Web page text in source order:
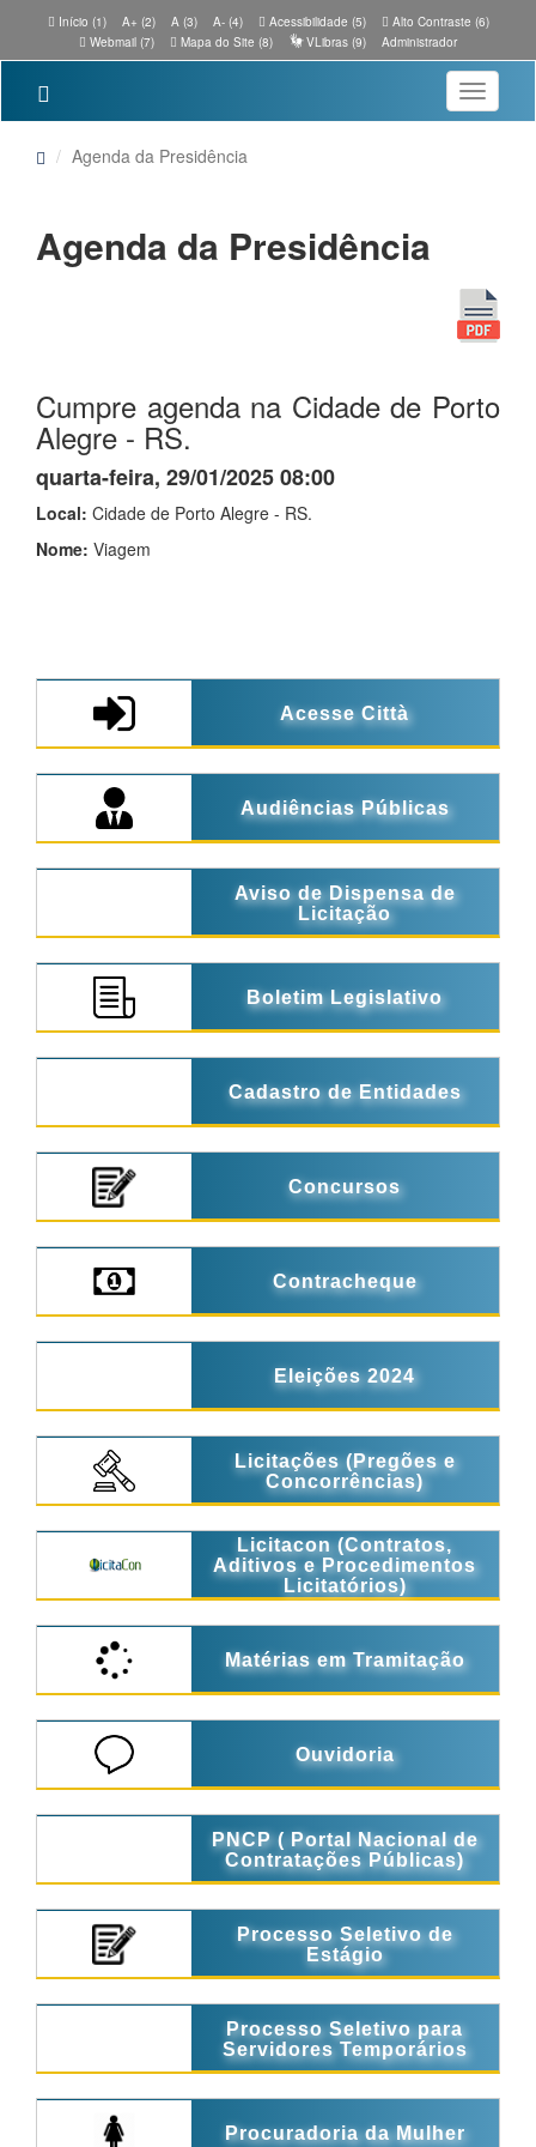
Início (1) A+ (2) A (3) A- (4) Acessibilidade (5)
Alto Contraste (6)
Webmail (7)
Mapa do Site (8) VLibras (9) Administrador
Toggle
Agenda da Presidência
Agenda da Presidência
Cumpre agenda na Cidade de Porto
Alegre - RS.
quarta-feira, 29/01/2025 08:00
Local: Cidade de Porto Alegre - RS.
Nome: Viagem
Acesse Città
Audiências Públicas
Aviso de Dispensa de
Licitação
Boletim Legislativo
Cadastro de Entidades
Concursos
Contracheque
Eleições 2024
Licitações (Pregões e
Concorrências)
Licitacon (Contratos,
Aditivos e Procedimentos
Licitatórios)
Matérias em Tramitação
Ouvidoria
PNCP ( Portal Nacional de
Contratações Públicas)
Processo Seletivo de
Estágio
Processo Seletivo para
Servidores Temporários
Procuradoria da Mulher